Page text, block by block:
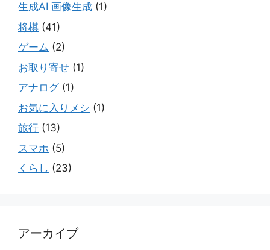
生成AI 画像生成 (1)
将棋 (41)
ゲーム (2)
お取り寄せ (1)
アナログ(1)
お気に入りメシ (1)
旅行 (13)
スマホ (5)
くらし (23)
アーカイブ